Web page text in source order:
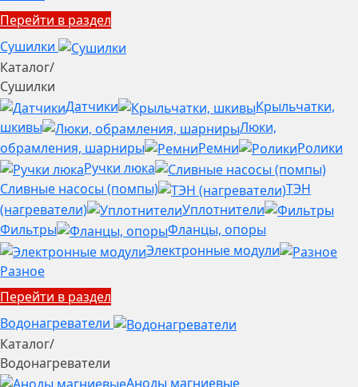
Перейти в раздел
Сушилки
Каталог/
Сушилки
Датчики
Крыльчатки,
шкивы
Люки,
обрамления, шарниры
Ремни
Ролики
Ручки люка
Сливные насосы (помпы)
ТЭН
(нагреватели)
Уплотнители
Фильтры
Фланцы, опоры
Электронные модули
Разное
Перейти в раздел
Водонагреватели
Каталог/
Водонагреватели
Аноды магниевые